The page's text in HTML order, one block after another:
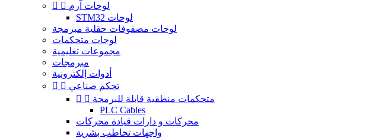
  لوحات آرم
STM32 لوحات
لوحات مصفوفات حقلية مبرمجة
لوحات متحكمات
مجموعات تعليمية
مبرمجات
أدوات إلكترونية
  تحكم صناعي
  متحكمات منطقية قابلة للبرمجة
PLC Cables
محركات و دارات قيادة محركات
واجهات تخاطب بشرية